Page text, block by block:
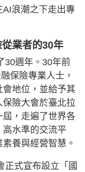
浪潮之下走出專
業者的30年
30週年。30年前
保險專業人士，
地位，並給予其
險大會於臺北拉
屆，走遍了世界各
水準的交流平
養與經營智慧。
正式宣布設立「國